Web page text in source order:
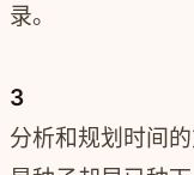
录。
3
分析和规划时间